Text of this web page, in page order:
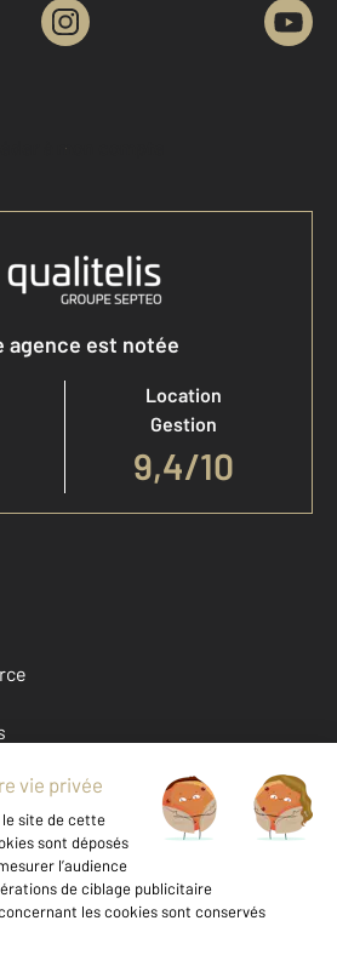
à mon compte
agence est notée
Location
Gestion
9,4/10